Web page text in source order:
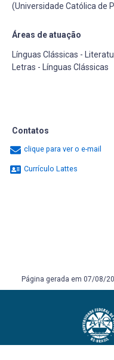
(Universidade Católica de
Áreas de atuação
Línguas Clássicas -
Letras - Línguas Clássicas
Contatos
clique para ver o e-mail
Currículo Lattes
Página gerada em 07/08/